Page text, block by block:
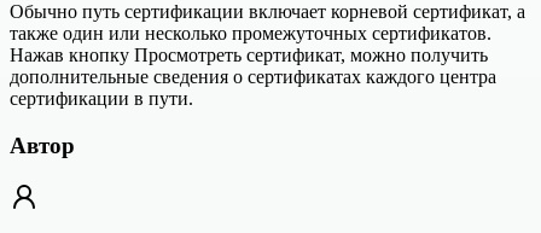
Обычно путь сертификации включает корневой сертификат, а
также один или несколько промежуточных сертификатов.
Нажав кнопку Просмотреть сертификат, можно получить
дополнительные сведения о сертификатах каждого центра
сертификации в пути.
Автор